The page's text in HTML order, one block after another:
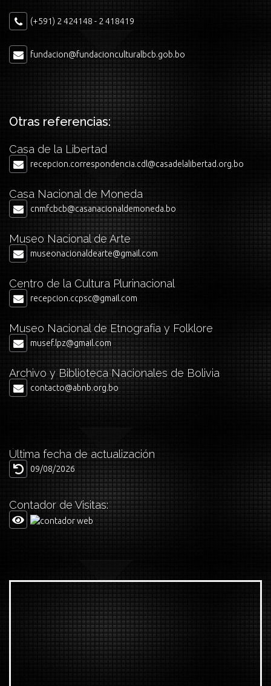
(+591) 2 424148 - 2 418419
fundacion@fundacionculturalbcb.gob.bo
Otras referencias:
Casa de la Libertad
recepcion.correspondencia.cdl@casadelalibertad.org.bo
Casa Nacional de Moneda
cnmfcbcb@casanacionaldemoneda.bo
Museo Nacional de Arte
museonacionaldearte@gmail.com
Centro de la Cultura Plurinacional
recepcion.ccpsc@gmail.com
Museo Nacional de Etnografía y Folklore
musef.lpz@gmail.com
Archivo y Biblioteca Nacionales de Bolivia
contacto@abnb.org.bo
Última fecha de actualización
09/08/2026
Contador de Visitas: